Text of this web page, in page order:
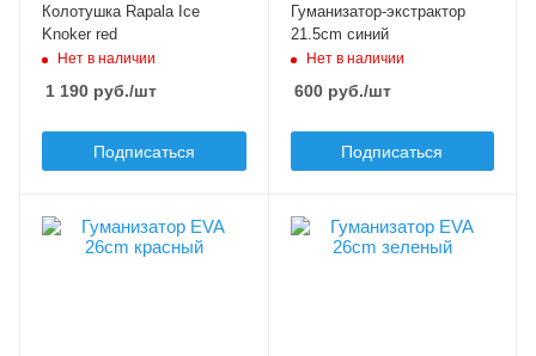
Колотушка Rapala Ice
Knoker red
Нет в наличии
1 190 руб./шт
Подписаться
Гуманизатор-экстрактор
21.5cm синий
Нет в наличии
600руб./шт
Подписаться
Длина, см Длина, см